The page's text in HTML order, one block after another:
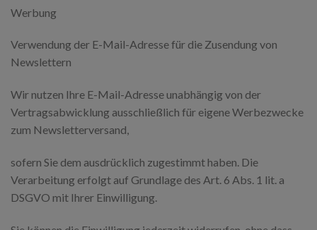
Werbung
Verwendung der E-Mail-Adresse für die Zusendung von
Newslettern
Wir nutzen Ihre E-Mail-Adresse unabhängig von der
Vertragsabwicklung ausschließlich für eigene Werbezwecke
zum Newsletterversand,
sofern Sie dem ausdrücklich zugestimmt haben. Die
Verarbeitung erfolgt auf Grundlage des Art. 6 Abs. 1 lit. a
DSGVO mit Ihrer Einwilligung.